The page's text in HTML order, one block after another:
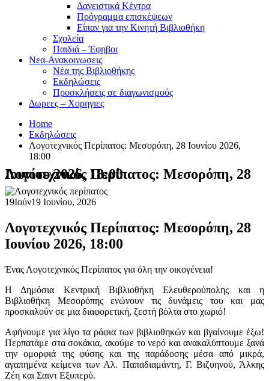
Δανειστικά Κέντρα
Πρόγραμμα επισκέψεων
Είπαν για την Κινητή Βιβλιοθήκη
Σχολεία
Παιδιά – Έφηβοι
Νεα-Ανακοινωσεις
Νέα της Βιβλιοθήκης
Εκδηλώσεις
Προσκλήσεις σε διαγωνισμούς
Δωρεες – Χορηγιες
Home
Εκδηλώσεις
Λογοτεχνικός Περίπατος: Μεσορόπη, 28 Ιουνίου 2026,
18:00
Λογοτεχνικός Περίπατος: Μεσορόπη, 28 Ιουνίου 2026, 18:00
19Ιούν19 Ιουνίου, 2026
Λογοτεχνικός Περίπατος: Μεσορόπη, 28
Ιουνίου 2026, 18:00
Ένας Λογοτεχνικός Περίπατος για όλη την οικογένεια!
Η Δημόσια Κεντρική Βιβλιοθήκη Ελευθερούπολης και η
Βιβλιοθήκη Μεσορόπης ενώνουν τις δυνάμεις του και μας
προσκαλούν σε μια διαφορετική, ζεστή βόλτα στο χωριό!
Αφήνουμε για λίγο τα ράφια των βιβλιοθηκών και βγαίνουμε έξω!
Περπατάμε στα σοκάκια, ακούμε το νερό και ανακαλύπτουμε ξανά
την ομορφιά της φύσης και της παράδοσης μέσα από μικρά,
αγαπημένα κείμενα των Αλ. Παπαδιαμάντη, Γ. Βιζυηνού, Άλκης
Ζέη και Σαιντ Εξυπερύ.